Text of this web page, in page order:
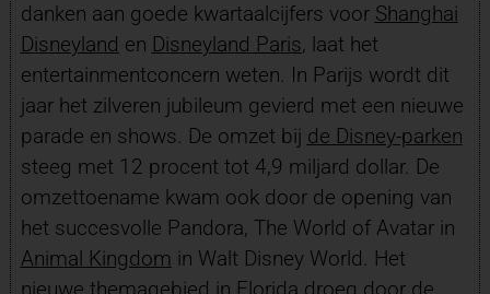
danken aan goede kwartaalcijfers voor Shanghai
Disneyland en Disneyland Paris, laat het
entertainmentconcern weten. In Parijs wordt dit
jaar het zilveren jubileum gevierd met een nieuwe
parade en shows. De omzet bij de Disney-parken
steeg met 12 procent tot 4,9 miljard dollar. De
omzettoename kwam ook door de opening van
het succesvolle Pandora, The World of Avatar in
Animal Kingdom in Walt Disney World. Het